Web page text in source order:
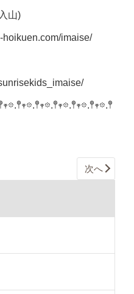
山)
hoikuen.com/imaise/
次へ